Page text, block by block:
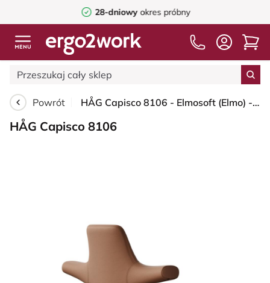
28-dniowyokres próbny
Powrót HÅG Capisco 8106 - Elmosoft (Elmo) - Skóra półanilinowa - EL33004 - Cognac - Blush Rose - 200 mm (seat height 46-64cm) - Hard castors for soft floors
HÅG Capisco 8106